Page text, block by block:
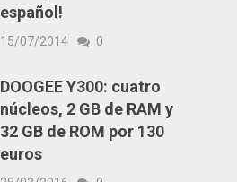
español!
15/07/2014 0
DOOGEE Y300: cuatro
núcleos, 2 GB de RAM y
32 GB de ROM por 130
euros